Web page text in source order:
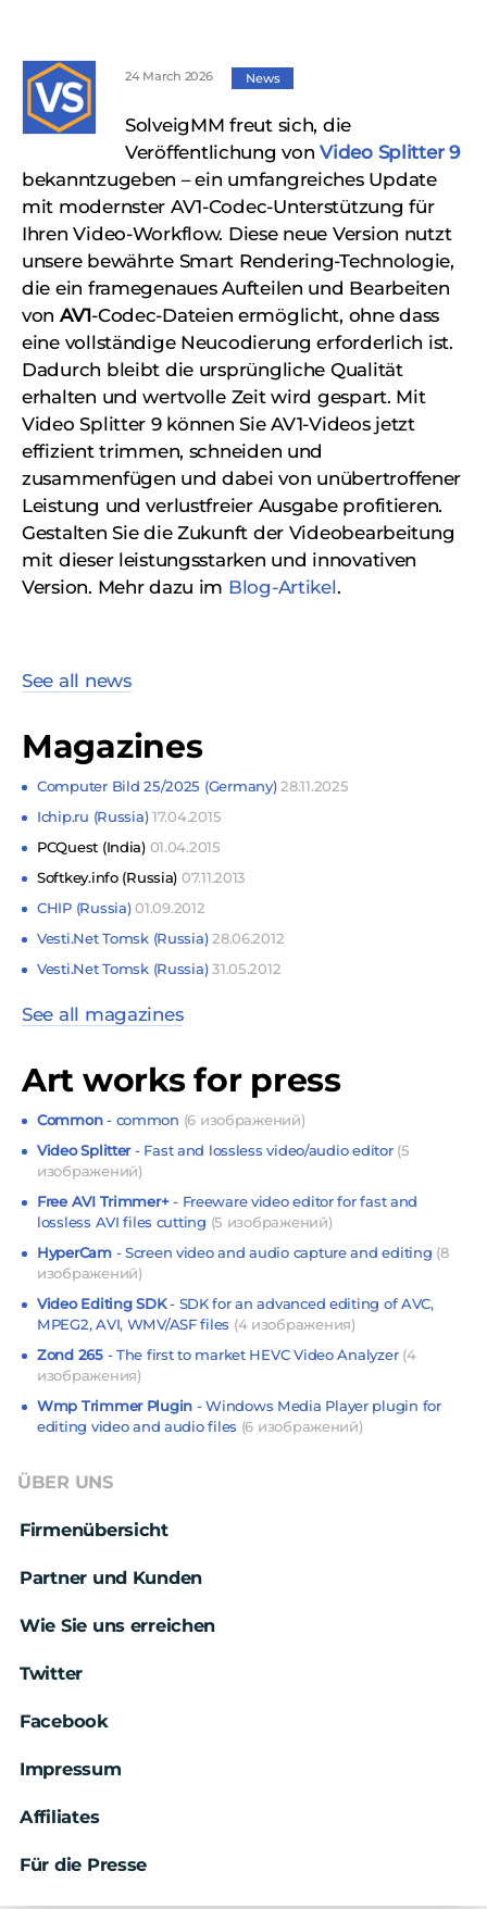
24 March 2026 News
SolveigMM freut sich, die
Veröffentlichung vonVideo Splitter 9
bekanntzugeben – ein umfangreiches Update
mit modernster AV1-Codec-Unterstützung für
Ihren Video-Workflow. Diese neue Version nutzt
unsere bewährte Smart Rendering-Technologie,
die ein framegenaues Aufteilen und Bearbeiten
von AV1-Codec-Dateien ermöglicht, ohne dass
eine vollständige Neucodierung erforderlich ist.
Dadurch bleibt die ursprüngliche Qualität
erhalten und wertvolle Zeit wird gespart. Mit
Video Splitter 9 können Sie AV1-Videos jetzt
effizient trimmen, schneiden und
zusammenfügen und dabei von unübertroffener
Leistung und verlustfreier Ausgabe profitieren.
Gestalten Sie die Zukunft der Videobearbeitung
mit dieser leistungsstarken und innovativen
Version. Mehr dazu im Blog-Artikel.
See all news
Magazines
Computer Bild 25/2025 (Germany)28.11.2025
Ichip.ru (Russia)17.04.2015
PCQuest (India) 01.04.2015
Softkey.info (Russia) 07.11.2013
CHIP (Russia)01.09.2012
Vesti.Net Tomsk (Russia)28.06.2012
Vesti.Net Tomsk (Russia)31.05.2012
See all magazines
Art works for press
Common- common (6 изображений)
Video Splitter- Fast and lossless video/audio editor (5
изображений)
Free AVI Trimmer+- Freeware video editor for fast and
lossless AVI files cutting (5 изображений)
HyperCam- Screen video and audio capture and editing (8
изображений)
Video Editing SDK- SDK for an advanced editing of AVC,
MPEG2, AVI, WMV/ASF files (4 изображения)
Zond 265- The first to market HEVC Video Analyzer (4
изображения)
Wmp Trimmer Plugin - Windows Media Player plugin for
editing video and audio files (6 изображений)
ÜBER UNS
Firmenübersicht
Partner und Kunden
Wie Sie uns erreichen
Twitter
Facebook
Impressum
Affiliates
Für die Presse